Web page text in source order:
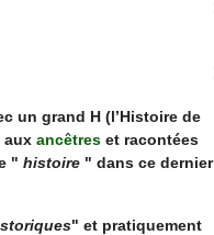
un grand H (l’Histoire de
aux ancêtreset racontées
" histoire " dans ce dernier
" et pratiquement